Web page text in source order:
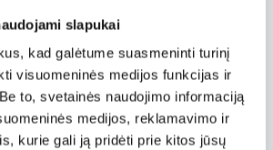
slapukai
kad galėtume suasmeninti turinį
visuomeninės medijos funkcijas ir
to, svetainės naudojimo informaciją
medijos, reklamavimo ir
kurie gali ją pridėti prie kitos jūsų
kad tinkamiausios
spalvos – raudona ir
vengti reikėtų su
keliančių spalvų, tarp
baltos, mėlynos.
rekomendacijų galima rasti